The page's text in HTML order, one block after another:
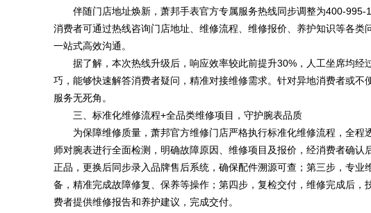
伴随门店地址焕新，萧邦手表官方专属服务热线同步调整为400-
消费者可通过热线咨询门店地址、维修流程、维修报价、养护知识等各
一站式高效沟通。
据了解，本次热线升级后，响应效率较此前提升30%，人工坐席均
巧，能够快速解答消费者疑问，精准对接维修需求。针对异地消费者或
服务无死角。
三、标准化维修流程+全品类维修项目，守护腕表品质
为保障维修质量，萧邦官方维修门店严格执行标准化维修流程，全
师对腕表进行全面检测，明确故障原因、维修项目及报价，经消费者确
正品，更换后同步录入品牌售后系统，确保配件溯源可查；第三步，专
备，精准完成故障修复、保养等操作；第四步，复检交付，维修完成后
费者提供维修报告和养护建议，完成交付。